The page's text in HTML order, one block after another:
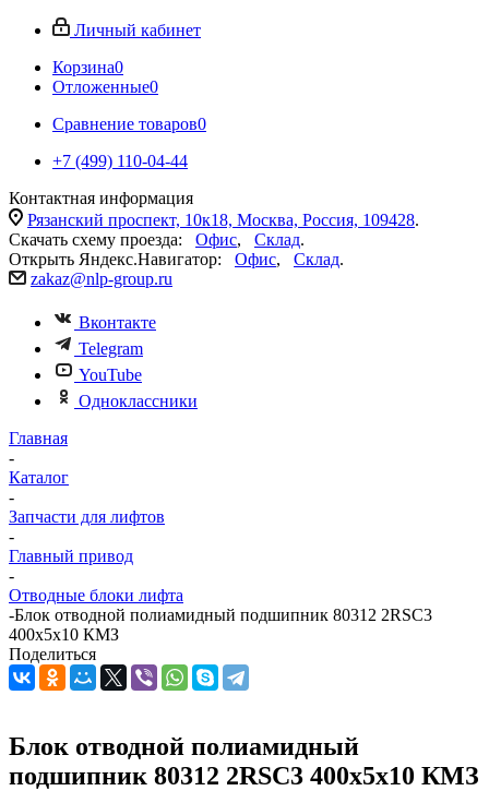
Личный кабинет
Корзина0
Отложенные0
Сравнение товаров0
+7 (499) 110-04-44
Контактная информация
Рязанский проспект, 10к18, Москва, Россия, 109428.
Скачать схему проезда: Офис, Склад.
Открыть Яндекс.Навигатор: Офис, Склад.
zakaz@nlp-group.ru
Вконтакте
Telegram
YouTube
Одноклассники
Главная
-
Каталог
-
Запчасти для лифтов
-
Главный привод
-
Отводные блоки лифта
-Блок отводной полиамидный подшипник 80312 2RSC3
400х5х10 КМЗ
Поделиться
Блок отводной полиамидный
подшипник 80312 2RSC3 400х5х10 КМЗ